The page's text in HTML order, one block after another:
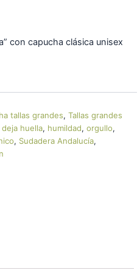
con capucha clásica unisex
tallas grandes, Tallas grandes
huella, humildad, orgullo,
, Sudadera Andalucía,